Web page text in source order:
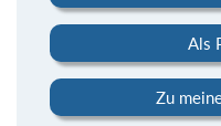
Als
Zu